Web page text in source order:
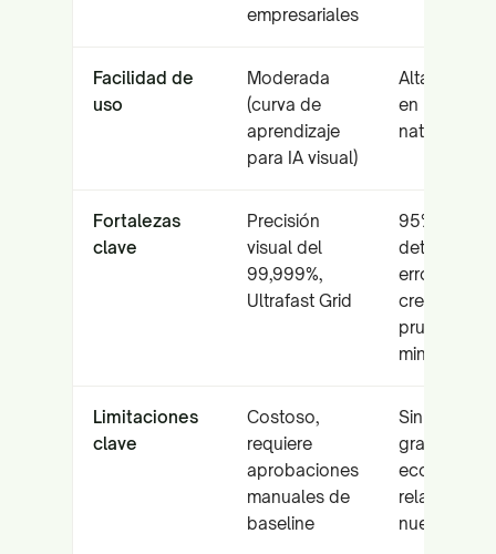
empresariales
Facilidad de
uso
Moderada
(curva de
aprendizaje
para IA visual)
Alta (interfaz
en lenguaje
natural)
Fortalezas
clave
Precisión
visual del
99,999%,
Ultrafast Grid
95% de
detección
errores,
creación de
pruebas en
min
Limitaciones
clave
Costoso,
requiere
aprobaciones
manuales de
baseline
Sin plan
gratuito,
ecosistema
nuevo